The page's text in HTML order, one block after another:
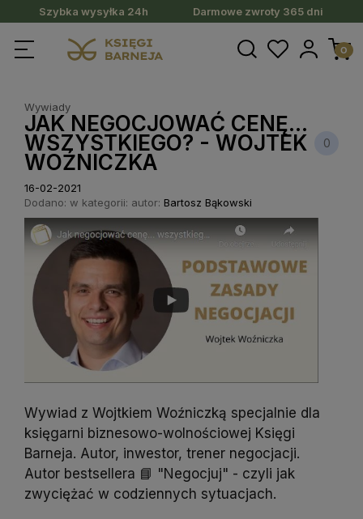
Szybka wysyłka 24h Darmowe zwroty 365 dni
Wywiady
JAK NEGOCJOWAĆ CENĘ...
WSZYSTKIEGO? - WOJTEK
WOŹNICZKA
0
16-02-2021
Dodano: w kategorii: autor: Bartosz Bąkowski
Wywiad z Wojtkiem Woźniczką specjalnie dla
księgarni biznesowo-wolnościowej Księgi
Barneja. Autor, inwestor, trener negocjacji.
Autor bestsellera 📘 "Negocjuj" - czyli jak
zwyciężać w codziennych sytuacjach.